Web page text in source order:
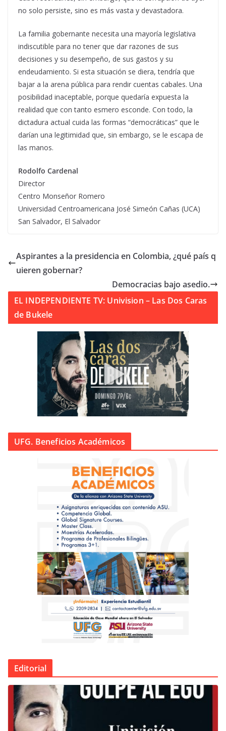
no solo persiste, sino es más vasta y devastadora.
La familia gobernante necesita una mayoría legislativa
indiscutible para no tener que dar razones de sus
decisiones y su desempeño, de sus gastos y su
endeudamiento. Si esta situación se diera, tendría que
bajar a la arena pública para rendir cuentas cabales. Una
posibilidad inaceptable, porque quedaría expuesta la
realidad que con tanto esmero esconde. Con todo, la
dictadura actual cuida las formas “democráticas” que le
darían una legitimidad que, sin embargo, se le escapa de
las manos.
Rodolfo Cardenal
Director
Centro Monseñor Romero
Universidad Centroamericana José Simeón Cañas (UCA)
San Salvador, El Salvador
Aspirantes a la presidencia en Colombia, ¿qué país q
uieren gobernar?
Democracias bajo asedio.
EL INDEPENDIENTE TV: Univision – Las Dos Caras
de Bukele
UFG. Beneficios Académicos
Editorial